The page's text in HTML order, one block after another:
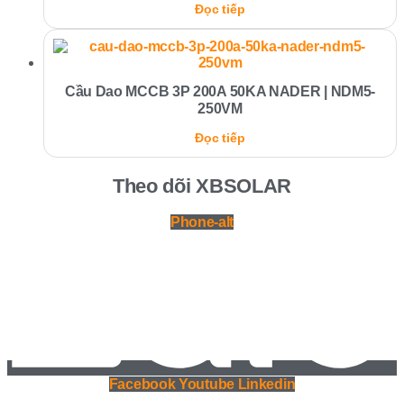
Đọc tiếp
Cầu Dao MCCB 3P 200A 50KA NADER | NDM5-
250VM
Đọc tiếp
Theo dõi XBSOLAR
Phone-alt
Facebook Youtube Linkedin